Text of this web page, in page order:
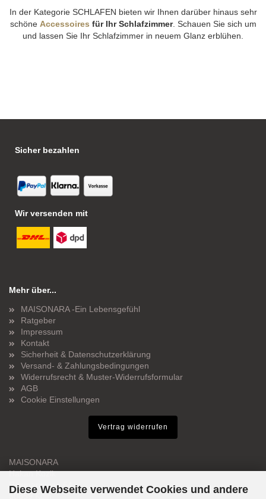
Diese Webseite verwendet Cookies und andere
In der Kategorie SCHLAFEN bieten wir Ihnen darüber hinaus sehr
schöne Accessoires für Ihr Schlafzimmer. Schauen Sie sich um
und lassen Sie Ihr Schlafzimmer in neuem Glanz erblühen.
Sicher bezahlen
Wir versenden mit
Mehr über...
MAISONARA -Ein Lebensgefühl
Ratgeber
Impressum
Kontakt
Sicherheit & Datenschutzerklärung
Versand- & Zahlungsbedingungen
Widerrufsrecht & Muster-Widerrufsformular
AGB
Cookie Einstellungen
MAISONARA
Hakan Kozik
Rosmarinweg 64
50859 Köln
Vertrag widerrufen